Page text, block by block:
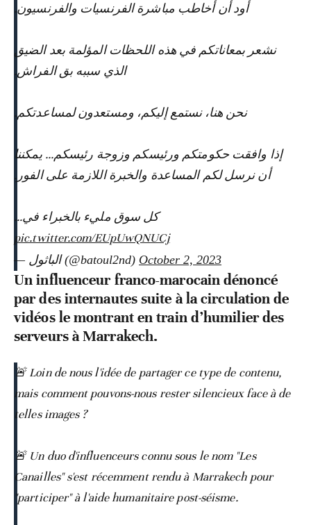
أود أن أخاطب مباشرة الفرنسيات والفرنسيون.
نشعر بمعاناتكم في هذه اللحظات المؤلمة بعد الضيق
الذي سببه بق الفراش.
نحن هنا، نستمع إليكم، ومستعدون لمساعدتكم.
إذا وافقت حكومتكم ورئيسكم وزوجة رئيسكم... يمكننا
أن نرسل لكم المساعدة والخبرة اللازمة على الفور.
كل سوق مليء بالخبراء في…
pic.twitter.com/EUpUwQNUCj
— الباثول (@batoul2nd) October 2, 2023
Un influenceur franco-marocain dénoncé
par des internautes suite à la circulation de
vidéos le montrant en train d’humilier des
serveurs à Marrakech.
🚨 Loin de nous l'idée de partager ce type de contenu,
mais comment pouvons-nous rester silencieux face à de
telles images ?
🚨 Un duo d'influenceurs connu sous le nom "Les
Canailles" s'est récemment rendu à Marrakech pour
"participer" à l'aide humanitaire post-séisme.